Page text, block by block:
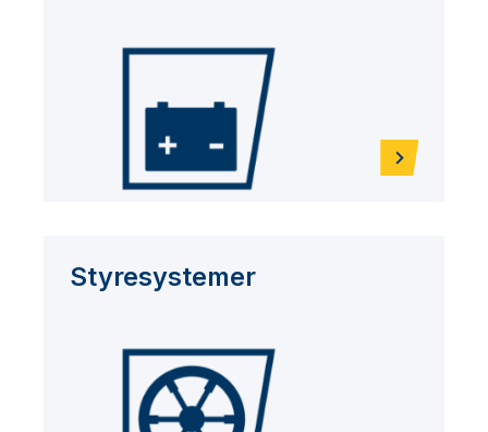
Styresystemer